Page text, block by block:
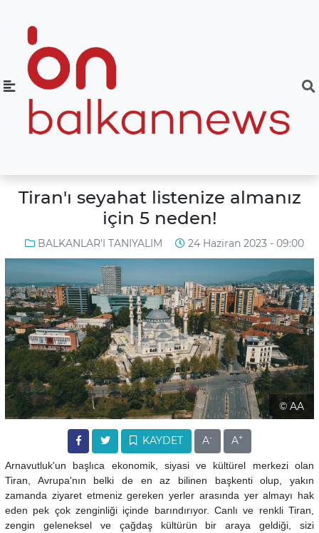
Tiran'ı seyahat listenize almanız
için 5 neden!
BALKANLAR'I TANIYALIM 24 Haziran 2023 - 09:00
© AA
KAYDET A- A+
Arnavutluk'un başlıca ekonomik, siyasi ve kültürel merkezi olan
Tiran, Avrupa'nın belki de en az bilinen başkenti olup, yakın
zamanda ziyaret etmeniz gereken yerler arasında yer almayı hak
eden pek çok zenginliği içinde barındırıyor. Canlı ve renkli Tiran,
zengin geleneksel ve çağdaş kültürün bir araya geldiği, sizi